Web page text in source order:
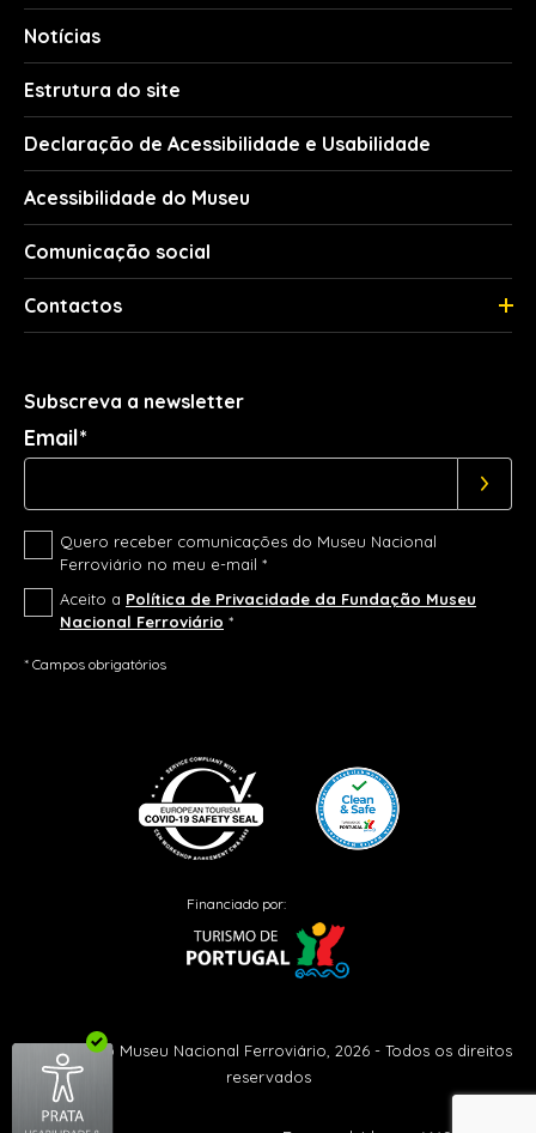
Notícias
Estrutura do site
Declaração de Acessibilidade e Usabilidade
Acessibilidade do Museu
Comunicação social
Contactos
Subscreva a newsletter
Email*
Quero receber comunicações do Museu Nacional
Ferroviário no meu e-mail *
Aceito a Política de Privacidade da Fundação Museu
Nacional Ferroviário *
* Campos obrigatórios
Financiado por:
© Fundação Museu Nacional Ferroviário, 2026 - Todos os direitos
reservados